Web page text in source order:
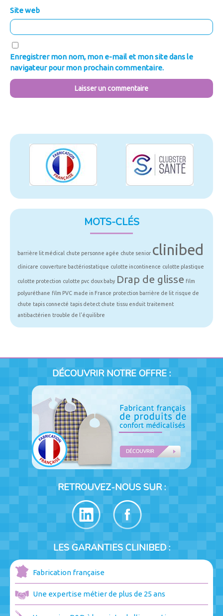
Site web
Enregistrer mon nom, mon e-mail et mon site dans le
navigateur pour mon prochain commentaire.
MOTS-CLÉS
barrière lit médical chute personne agée chute senior clinibed
clinicare couverture bactériostatique culotte incontinence culotte plastique
culotte protection culotte pvc doux baby Drap de glisse film
polyuréthane film PVC made in France protection barrière de lit risque de
chute tapis connecté tapis detect chute tissu enduit traitement
antibactérien trouble de l'équilibre
DÉCOUVRIR NOTRE OFFRE :
RETROUVEZ-NOUS SUR :
LES GARANTIES CLINIBED :
Fabrication française
Une expertise métier de plus de 25 ans